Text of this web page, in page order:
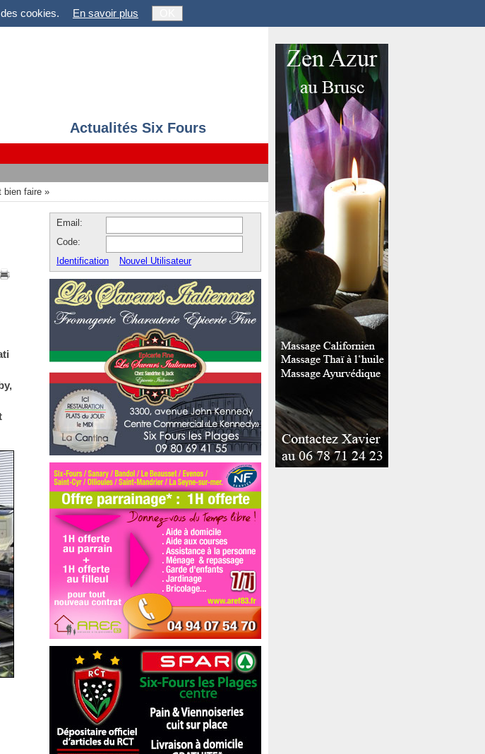
cookies. En savoir plus
Actualités Six Fours
bien faire »
Email:
Code:
Identification
Nouvel Utilisateur